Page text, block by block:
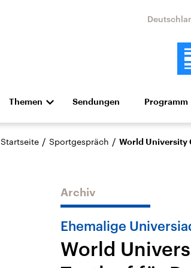
Themen
Die Nachrichten Politik
Hörspiel und Feature Musik
Landtagswahl Sachsen-
USA
Sendungen Programm
Startseite / Sportgespräch / World University
Archiv
Ehemalige
World